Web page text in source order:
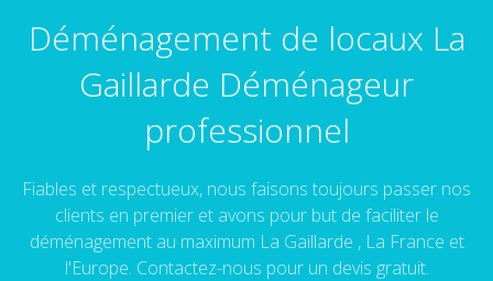
Déménagement de locaux La
Gaillarde Déménageur
professionnel
Fiables et respectueux, nous faisons toujours passer nos
clients en premier et avons pour but de faciliter le
déménagement au maximum La Gaillarde , La France et
l'Europe. Contactez-nous pour un devis gratuit.